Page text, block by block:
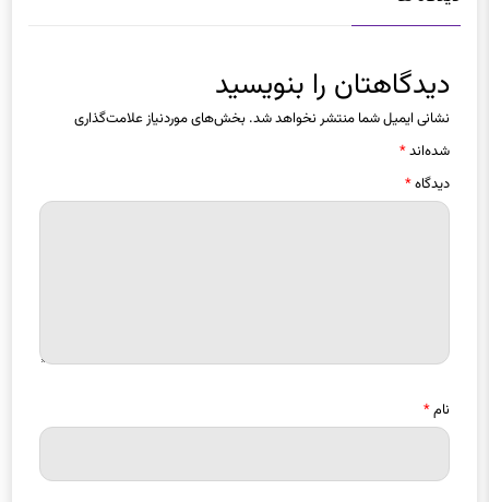
نشانی ایمیل شما منتشر نخواهد شد.بخش‌های موردنیاز علامت‌گذاری
شده‌اند*
دیدگاه*
ایمیل*